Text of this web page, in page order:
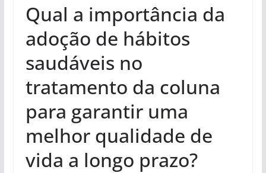
Qual a importância da
adoção de hábitos
saudáveis no
tratamento da coluna
para garantir uma
melhor qualidade de
vida a longo prazo?